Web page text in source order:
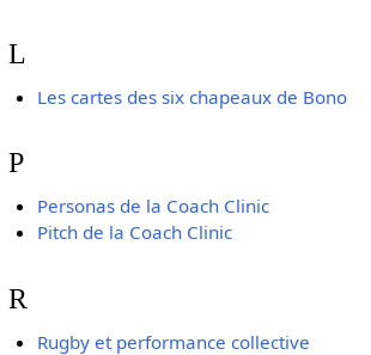
L
Les cartes des six chapeaux de Bono
P
Personas de la Coach Clinic
Pitch de la Coach Clinic
R
Rugby et performance collective